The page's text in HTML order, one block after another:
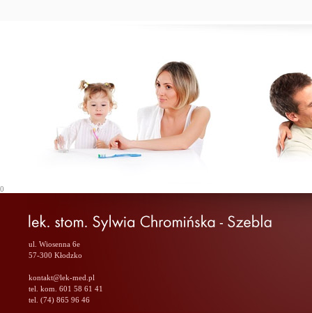
0
ul. Wiosenna 6e
57-300 Kłodzko
kontakt@lek-med.pl
tel. kom. 601 58 61 41
tel. (74) 865 96 46